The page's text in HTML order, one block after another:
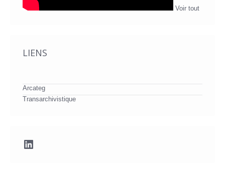
Voir tout
LIENS
Arcateg
Transarchivistique
LinkedIn